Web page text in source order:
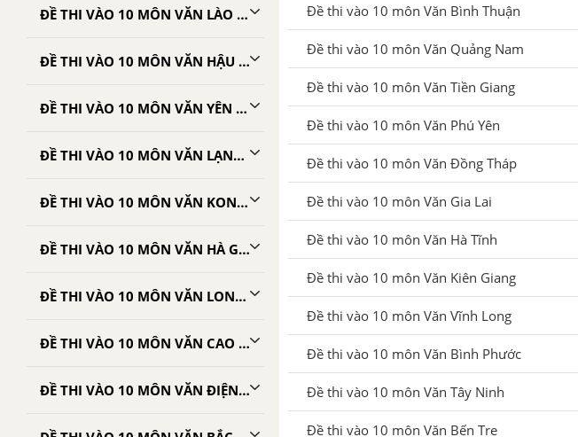
ĐỀ THI VÀO 10 MÔN VĂN LÀO CAI
ĐỀ THI VÀO 10 MÔN VĂN HẬU GIANG
ĐỀ THI VÀO 10 MÔN VĂN YÊN BÁI
ĐỀ THI VÀO 10 MÔN VĂN LẠNG SƠN
ĐỀ THI VÀO 10 MÔN VĂN KON TUM
ĐỀ THI VÀO 10 MÔN VĂN HÀ GIANG
ĐỀ THI VÀO 10 MÔN VĂN LONG AN
ĐỀ THI VÀO 10 MÔN VĂN CAO BẰNG
ĐỀ THI VÀO 10 MÔN VĂN ĐIỆN BIÊN
Đề thi vào 10 môn Văn Bình Thuận
Đề thi vào 10 môn Văn Quảng Nam
Đề thi vào 10 môn Văn Tiền Giang
Đề thi vào 10 môn Văn Phú Yên
Đề thi vào 10 môn Văn Đồng Tháp
Đề thi vào 10 môn Văn Gia Lai
Đề thi vào 10 môn Văn Hà Tĩnh
Đề thi vào 10 môn Văn Kiên Giang
Đề thi vào 10 môn Văn Vĩnh Long
Đề thi vào 10 môn Văn Bình Phước
Đề thi vào 10 môn Văn Tây Ninh
Đề thi vào 10 môn Văn Bến Tre